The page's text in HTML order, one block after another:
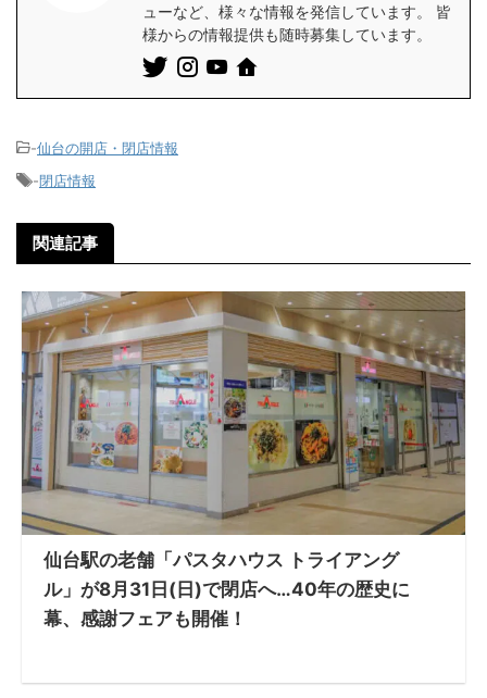
ューなど、様々な情報を発信しています。 皆
様からの情報提供も随時募集しています。
-仙台の開店・閉店情報
-閉店情報
関連記事
仙台駅の老舗「パスタハウス トライアング
ル」が8月31日(日)で閉店へ…40年の歴史に
幕、感謝フェアも開催！